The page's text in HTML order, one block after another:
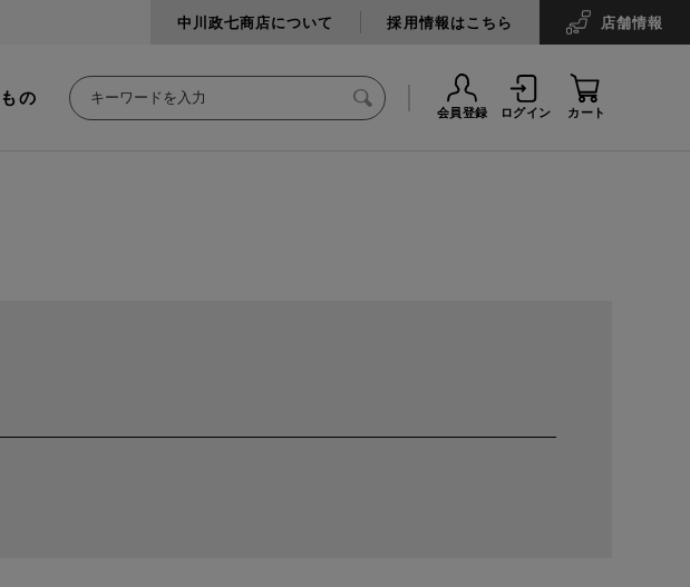
中川政七商店について 採用情報はこちら 店舗情報
の
会員登録 ログイン カート